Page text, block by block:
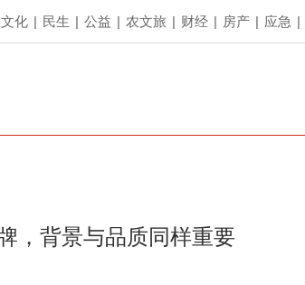
文化 | 民生 | 公益 | 农文旅 | 财经 | 房产 | 应急 |
，背景与品质同样重要